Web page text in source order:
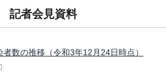
記者会見資料
数の推移（令和3年12月24日時点）